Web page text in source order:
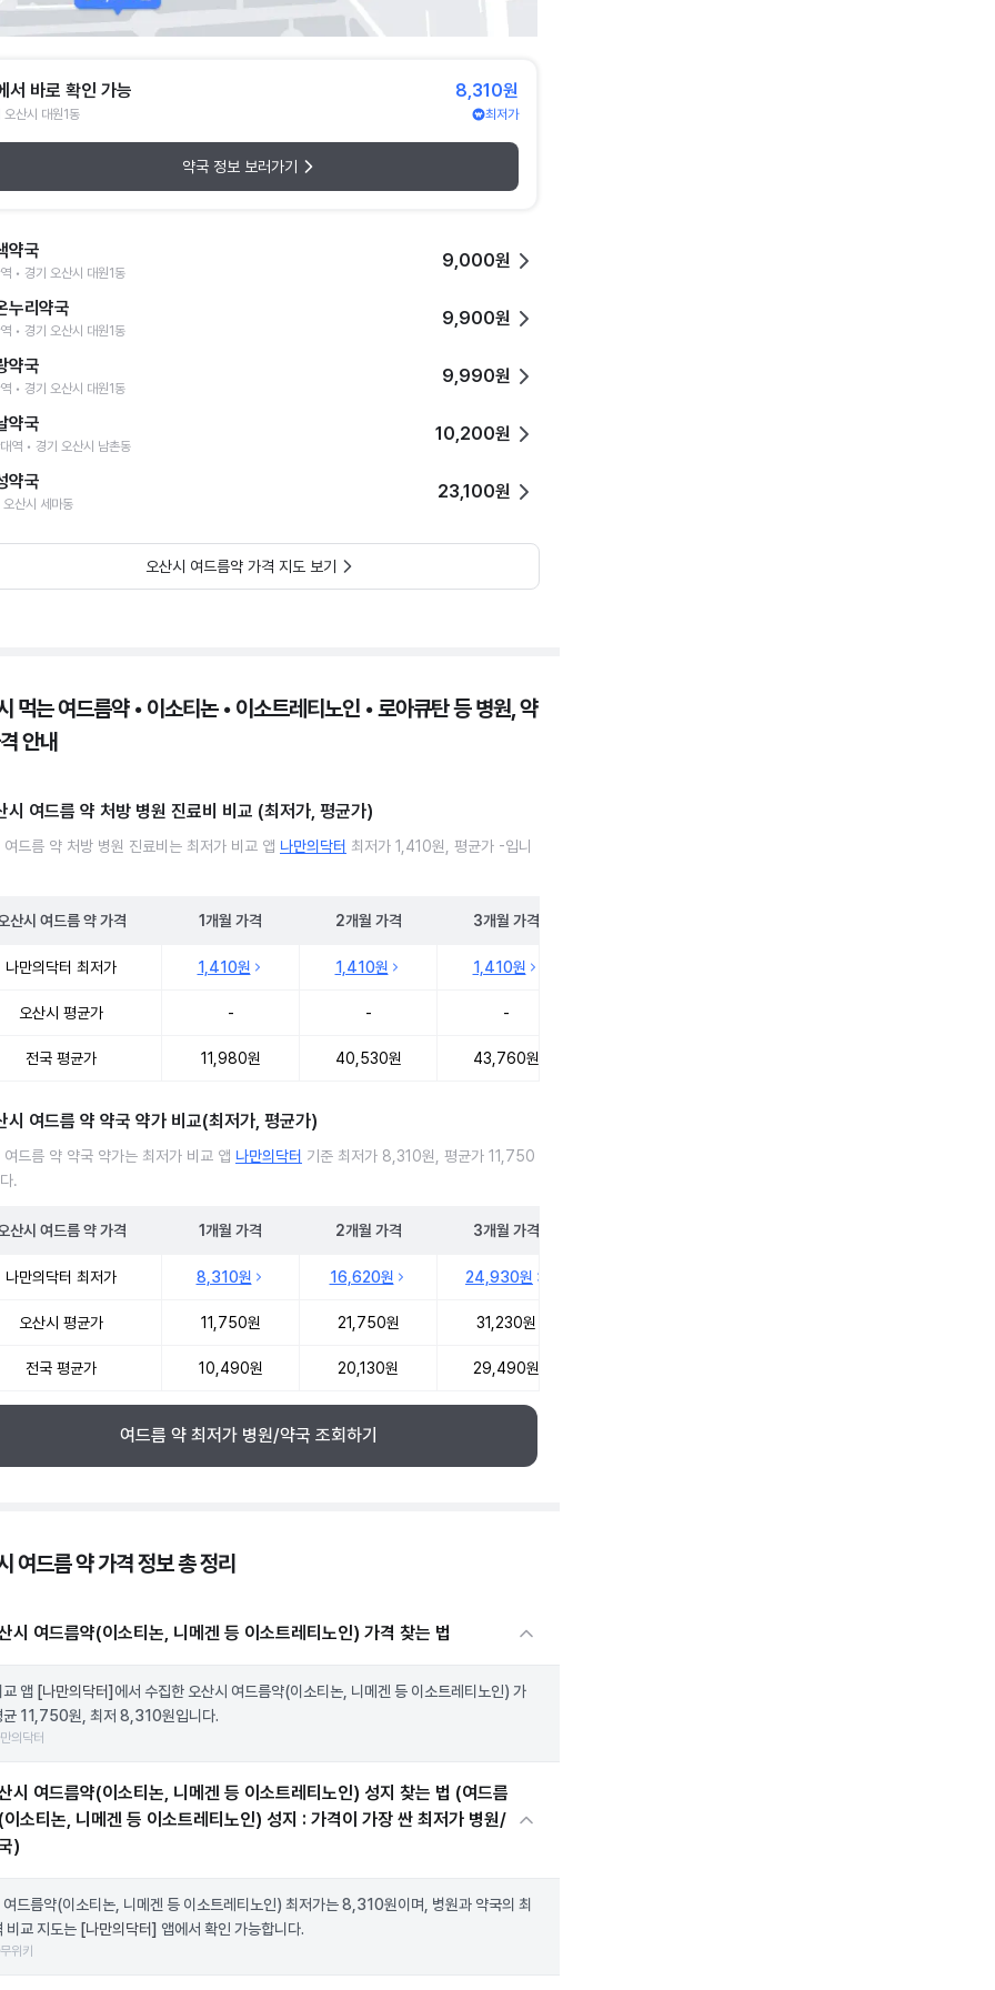
서 바로 확인 가능
오산시 대원1동
8,310원
최저가
약국 정보 보러가기
약국
• 경기 오산시 대원1동
9,000원
누리약국
• 경기 오산시 대원1동
9,900원
약국
• 경기 오산시 대원1동
9,990원
약국
역 • 경기 오산시 남촌동
10,200원
약국
오산시 세마동
23,100원
오산시 여드름약 가격 지도 보기
먹는 여드름약 • 이소티논 • 이소트레티노인 • 로아큐탄 등 병원, 약
안내
시 여드름 약 처방 병원 진료비 비교 (최저가, 평균가)
여드름 약 처방 병원 진료비는 최저가 비교 앱 나만의닥터 최저가 1,410원, 평균가 -입니
산시 여드름 약가격 1개월 가격 2개월 가격 3개월 가격
나만의닥터 최저가 1,410원 1,410원 1,410원
오산시 평균가 - - -
전국 평균가 11,980원 40,530원 43,760원
시 여드름 약 약국 약가 비교(최저가, 평균가)
여드름 약 약국 약가는 최저가 비교 앱 나만의닥터 기준 최저가 8,310원, 평균가 11,750
.
산시 여드름 약가격 1개월 가격 2개월 가격 3개월 가격
나만의닥터 최저가 8,310원 16,620원 24,930원
오산시 평균가 11,750원 21,750원 31,230원
전국 평균가 10,490원 20,130원 29,490원
여드름 약 최저가 병원/약국 조회하기
여드름 약 가격 정보 총 정리
시 여드름약(이소티논, 니메겐 등 이소트레티노인) 가격 찾는 법
앱 [나만의닥터] 에서 수집한 오산시 여드름약(이소티논, 니메겐 등 이소트레티노인) 가
균 11,750원, 최저 8,310원입니다.
의닥터
시 여드름약(이소티논, 니메겐 등 이소트레티노인) 성지 찾는 법 (여드름
소티논, 니메겐 등 이소트레티노인) 성지 : 가격이 가장 싼 최저가 병원/
)
여드름약(이소티논, 니메겐 등 이소트레티노인) 최저가는 8,310원이며, 병원과 약국의 최
비교 지도는 [나만의닥터] 앱에서 확인 가능합니다.
위키